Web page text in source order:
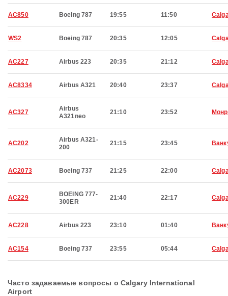
AC850 Boeing 787 19:55 11:50
WS2 Boeing 787 20:35 12:05
AC227 Airbus 223 20:35 21:12
AC8334 Airbus A321 20:40 23:37
AC327
Airbus
A321neo
21:10 23:52
AC202
Airbus A321-
200
21:15 23:45
AC2073 Boeing 737 21:25 22:00
AC229
BOEING 777-
300ER
21:40 22:17
AC228 Airbus 223 23:10 01:40
AC154 Boeing 737 23:55 05:44
Часто задаваемые вопросы о Calgary International
Airport